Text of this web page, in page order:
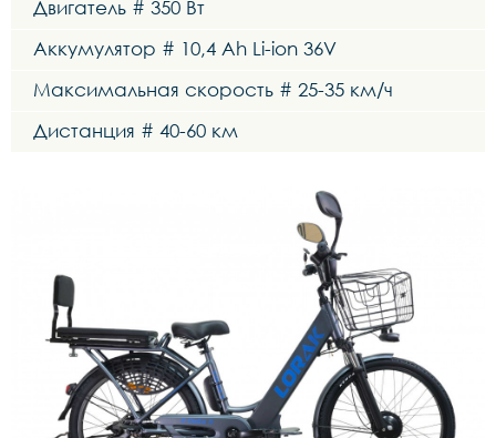
Двигатель # 350 Вт
Аккумулятор # 10,4 Ah Li-ion 36V
Максимальная скорость # 25-35 км/ч
Дистанция # 40-60 км